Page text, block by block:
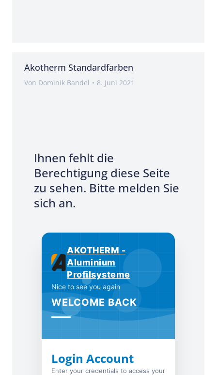
Akotherm Standardfarben
Von Dominik Bandel 8. Juni 2021
Ihnen fehlt die
Berechtigung diese Seite
zu sehen. Bitte melden Sie
sich an.
AKOTHERM -
Aluminium
Profilsysteme
Nice to see you again
WELCOME BACK
Login Account
Enter your credentials to access your